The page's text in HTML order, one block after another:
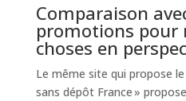
Comparaison
promotions pour
choses en
Le même site qui propose
sans dépôt France »